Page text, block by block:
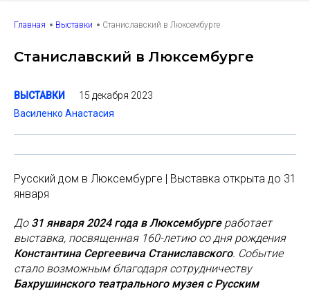
Главная Выставки Станиславский в Люксембурге
Станиславский в Люксембурге
ВЫСТАВКИ
15 декабря 2023
Василенко Анастасия
Русский дом в Люксембурге | Выставка открыта до 31
января
До 31 января 2024 года в Люксембургеработает
выставка, посвященная 160-летию со дня рождения
Константина Сергеевича Станиславского. Событие
стало возможным благодаря сотрудничеству
Бахрушинского театрального музея с Русским